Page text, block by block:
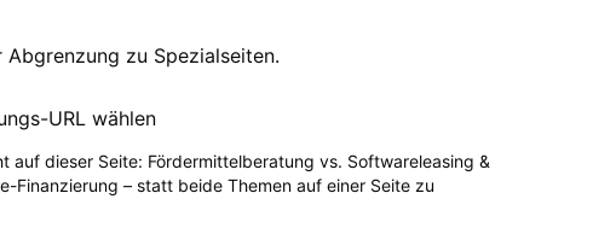
zu Spezialseiten.
URL wählen
auf dieser Seite: Fördermittelberatung vs. Softwareleasing &
Finanzierung – statt beide Themen auf einer Seite zu